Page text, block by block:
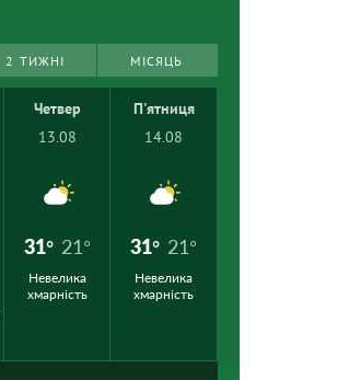
2 ТИЖНІ МІСЯЦЬ
Четвер
13.08
31° 21°
Невелика
хмарність
П'ятниця
14.08
31° 21°
Невелика
хмарність